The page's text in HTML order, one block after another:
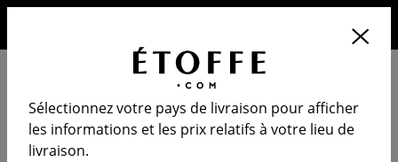
Sélectionnez votre pays de livraison pour afficher
les informations et les prix relatifs à votre lieu de
livraison.